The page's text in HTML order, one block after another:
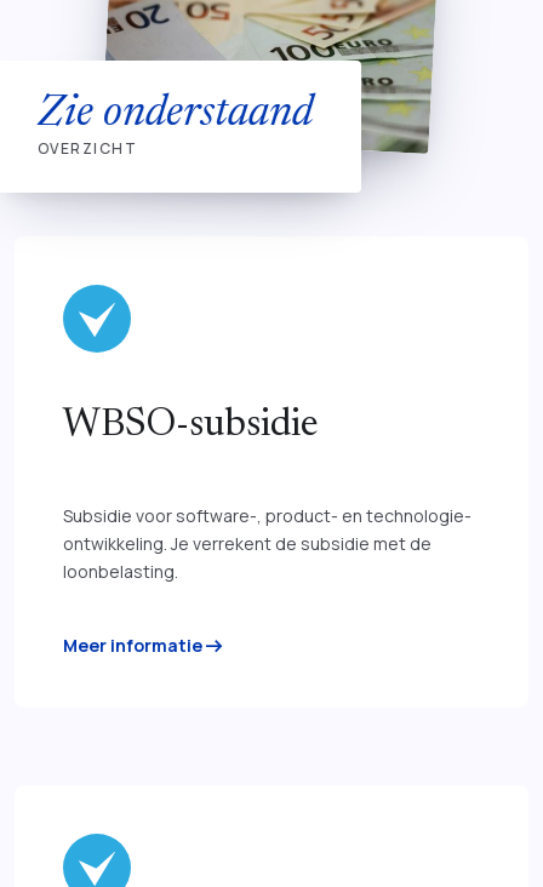
Zie onderstaand
OVERZICHT
WBSO-subsidie
Subsidie voor software-, product- en technologie-
ontwikkeling. Je verrekent de subsidie met de
loonbelasting.
Meer informatiearrow_right_alt